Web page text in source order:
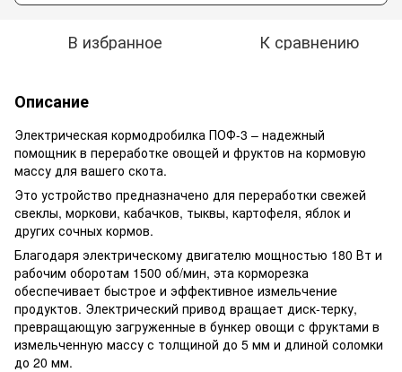
В избранное К сравнению
Описание
Электрическая кормодробилка ПОФ-3 – надежный
помощник в переработке овощей и фруктов на кормовую
массу для вашего скота.
Это устройство предназначено для переработки свежей
свеклы, моркови, кабачков, тыквы, картофеля, яблок и
других сочных кормов.
Благодаря электрическому двигателю мощностью 180 Вт и
рабочим оборотам 1500 об/мин, эта корморезка
обеспечивает быстрое и эффективное измельчение
продуктов. Электрический привод вращает диск-терку,
превращающую загруженные в бункер овощи с фруктами в
измельченную массу с толщиной до 5 мм и длиной соломки
до 20 мм.